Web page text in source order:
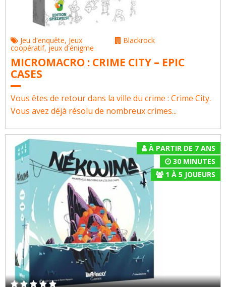
Jeu d'enquête, Jeux
coopératif,jeux d'énigme
Blackrock
MICROMACRO : CRIME CITY – EPIC
CASES
Vous êtes de retour dans la ville du crime : Crime City.
Vous avez déjà résolu de nombreux crimes...
À PARTIR DE 7 ANS
30 MINUTES
1 À 5 JOUEURS